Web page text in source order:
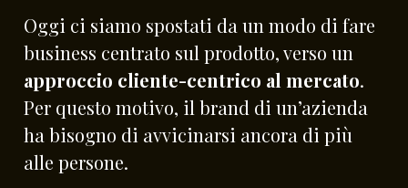
Oggi ci siamo spostati da un modo di fare
business centrato sul prodotto, verso un
approccio cliente-centrico al mercato.
Per questo motivo, il brand di un’azienda
ha bisogno di avvicinarsi ancora di più
alle persone.